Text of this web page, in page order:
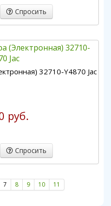
Спросить
32710-Y4870 Jac
руб.
Спросить
7 8 9 10 11